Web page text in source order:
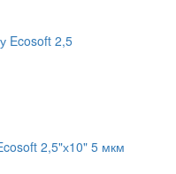
2,5"х10" 5 мкм